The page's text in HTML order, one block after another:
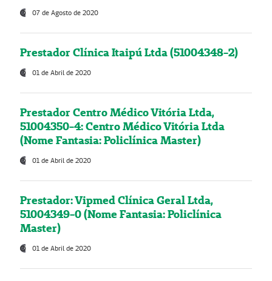
07 de Agosto de 2020
Prestador Clínica Itaipú Ltda (51004348-2)
01 de Abril de 2020
Prestador Centro Médico Vitória Ltda,
51004350-4: Centro Médico Vitória Ltda
(Nome Fantasia: Policlínica Master)
01 de Abril de 2020
Prestador: Vipmed Clínica Geral Ltda,
51004349-0 (Nome Fantasia: Policlínica
Master)
01 de Abril de 2020